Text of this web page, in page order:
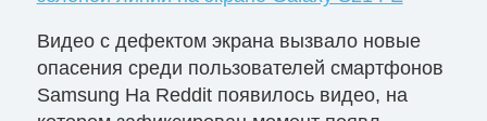
Видео с дефектом экрана вызвало новые
опасения среди пользователей смартфонов
Samsung На Reddit появилось видео, на